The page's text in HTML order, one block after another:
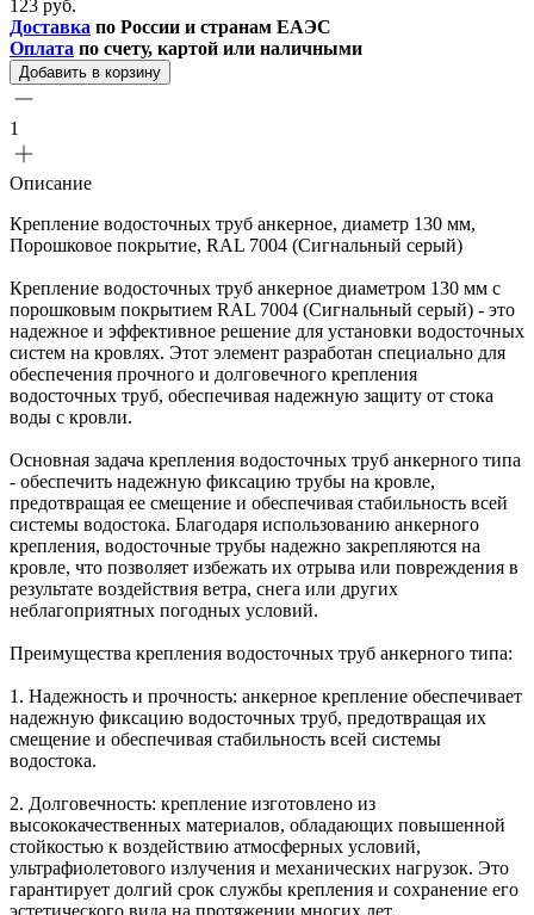
123 руб.
Доставка по России и странам ЕАЭС
Оплата по счету, картой или наличными
Добавить в корзину
1
Описание
Крепление водосточных труб анкерное, диаметр 130 мм,
Порошковое покрытие, RAL 7004 (Сигнальный серый)
Крепление водосточных труб анкерное диаметром 130 мм с
порошковым покрытием RAL 7004 (Сигнальный серый) - это
надежное и эффективное решение для установки водосточных
систем на кровлях. Этот элемент разработан специально для
обеспечения прочного и долговечного крепления
водосточных труб, обеспечивая надежную защиту от стока
воды с кровли.
Основная задача крепления водосточных труб анкерного типа
- обеспечить надежную фиксацию трубы на кровле,
предотвращая ее смещение и обеспечивая стабильность всей
системы водостока. Благодаря использованию анкерного
крепления, водосточные трубы надежно закрепляются на
кровле, что позволяет избежать их отрыва или повреждения в
результате воздействия ветра, снега или других
неблагоприятных погодных условий.
Преимущества крепления водосточных труб анкерного типа:
1. Надежность и прочность: анкерное крепление обеспечивает
надежную фиксацию водосточных труб, предотвращая их
смещение и обеспечивая стабильность всей системы
водостока.
2. Долговечность: крепление изготовлено из
высококачественных материалов, обладающих повышенной
стойкостью к воздействию атмосферных условий,
ультрафиолетового излучения и механических нагрузок. Это
гарантирует долгий срок службы крепления и сохранение его
эстетического вида на протяжении многих лет.